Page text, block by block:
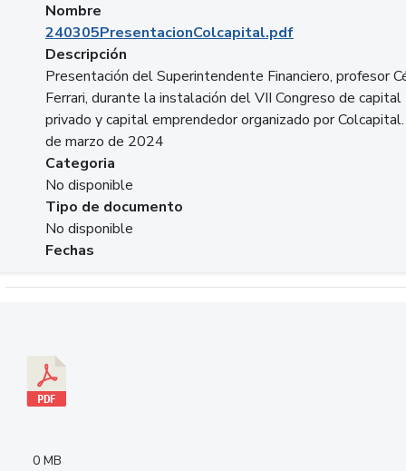
Nombre
240305PresentacionColcapital.pdf
Descripción
Presentación del Superintendente Financiero, profesor
Ferrari, durante la instalación del VII Congreso de capital
privado y capital emprendedor organizado por
de marzo de 2024
Categoria
No disponible
Tipo de documento
No disponible
Fechas
0 MB